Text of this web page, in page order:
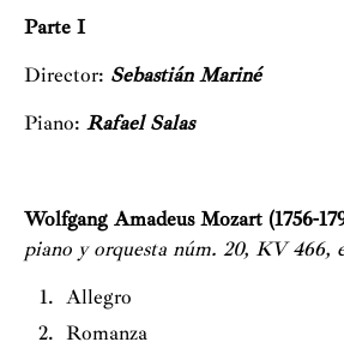
Parte I
Director: Sebastián Mariné
Piano: Rafael Salas
Wolfgang Amadeus Mozart (1756-
piano y orquesta núm. 20, KV 466,
Allegro
Romanza